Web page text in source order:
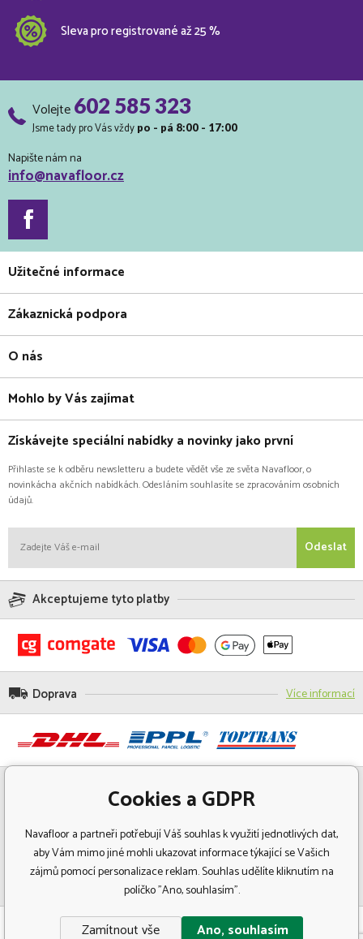
Sleva pro registrované až 25 %
Volejte602 585 323
Jsme tady pro Vás vždy po - pá 8:00 - 17:00
Napište nám na
info@navafloor.cz
Užitečné informace
Zákaznická podpora
O nás
Mohlo by Vás zajímat
Získávejte speciální nabídky a novinky jako první
Přihlaste se k odběru newsletteru a budete vědět vše ze světa Navafloor, o
novinkácha akčních nabídkách. Odesláním souhlasíte se zpracováním osobních
údajů.
Odeslat
Akceptujeme tyto platby
Doprava Více informací
© Copyright 2018 Navafloor - Specializovaný prodej podlahových krytin.
Cookies a GDPR
Navafloor a partneři potřebují Váš souhlas k využití jednotlivých dat,
aby Vám mimo jiné mohli ukazovat informace týkající se Vašich
zájmů pomocí personalizace reklam. Souhlas udělíte kliknutím na
políčko "Ano, souhlasím".
Zamítnout vše Ano, souhlasím